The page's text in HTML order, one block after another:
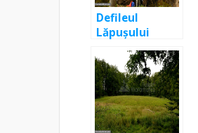
Defileul
Lăpușului
(Preluca
Veche): La Casa
Pintii